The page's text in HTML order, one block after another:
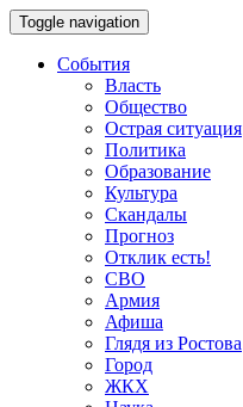
Toggle navigation
События
Власть
Общество
Острая ситуация
Политика
Образование
Культура
Скандалы
Прогноз
Отклик есть!
СВО
Армия
Афиша
Глядя из Ростова
Город
ЖКХ